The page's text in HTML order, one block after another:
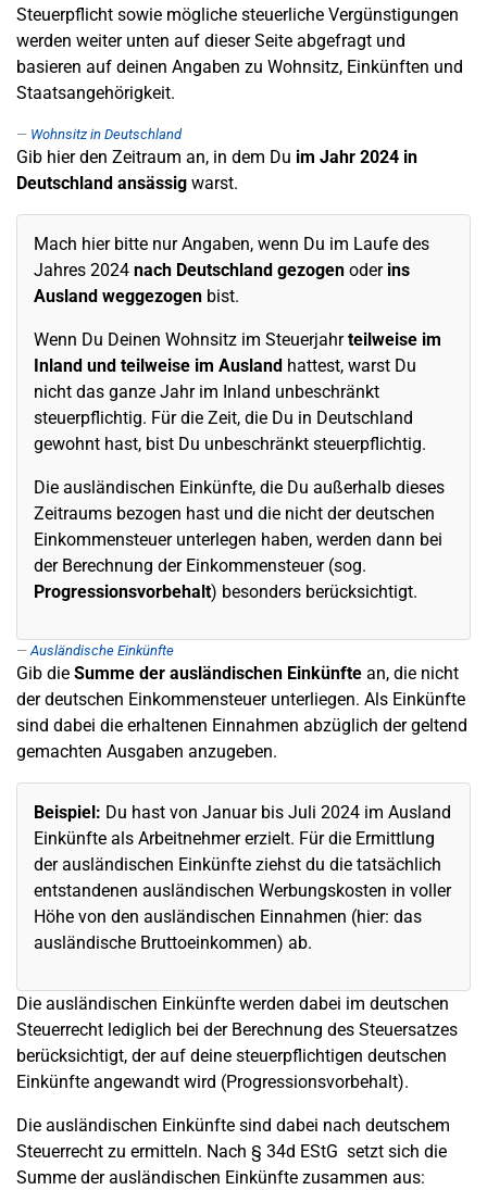
Steuerpflicht sowie mögliche steuerliche Vergünstigungen
werden weiter unten auf dieser Seite abgefragt und
basieren auf deinen Angaben zu Wohnsitz, Einkünften und
Staatsangehörigkeit.
Wohnsitz in Deutschland
Gib hier den Zeitraum an, in dem Du im Jahr 2024 in
Deutschland ansässig warst.
Mach hier bitte nur Angaben, wenn Du im Laufe des
Jahres 2024 nach Deutschland gezogen oderins
Ausland weggezogen bist.
Wenn Du Deinen Wohnsitz im Steuerjahrteilweise im
Inland und teilweise im Ausland hattest, warst Du
nicht das ganze Jahr im Inland unbeschränkt
steuerpflichtig. Für die Zeit, die Du in Deutschland
gewohnt hast, bist Du unbeschränkt steuerpflichtig.
Die ausländischen Einkünfte, die Du außerhalb dieses
Zeitraums bezogen hast und die nicht der deutschen
Einkommensteuer unterlegen haben, werden dann bei
der Berechnung der Einkommensteuer (sog.
Progressionsvorbehalt) besonders berücksichtigt.
Ausländische Einkünfte
Gib die Summe der ausländischen Einkünfte an, die nicht
der deutschen Einkommensteuer unterliegen. Als Einkünfte
sind dabei die erhaltenen Einnahmen abzüglich der geltend
gemachten Ausgaben anzugeben.
Beispiel: Du hast von Januar bis Juli 2024 im Ausland
Einkünfte als Arbeitnehmer erzielt. Für die Ermittlung
der ausländischen Einkünfte ziehst du die tatsächlich
entstandenen ausländischen Werbungskosten in voller
Höhe von den ausländischen Einnahmen (hier: das
ausländische Bruttoeinkommen) ab.
Die ausländischen Einkünfte werden dabei im deutschen
Steuerrecht lediglich bei der Berechnung des Steuersatzes
berücksichtigt, der auf deine steuerpflichtigen deutschen
Einkünfte angewandt wird (Progressionsvorbehalt).
Die ausländischen Einkünfte sind dabei nach deutschem
Steuerrecht zu ermitteln. Nach § 34d EStG setzt sich die
Summe der ausländischen Einkünfte zusammen aus: